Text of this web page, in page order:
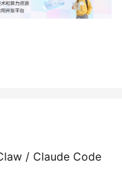
/ Claude Code